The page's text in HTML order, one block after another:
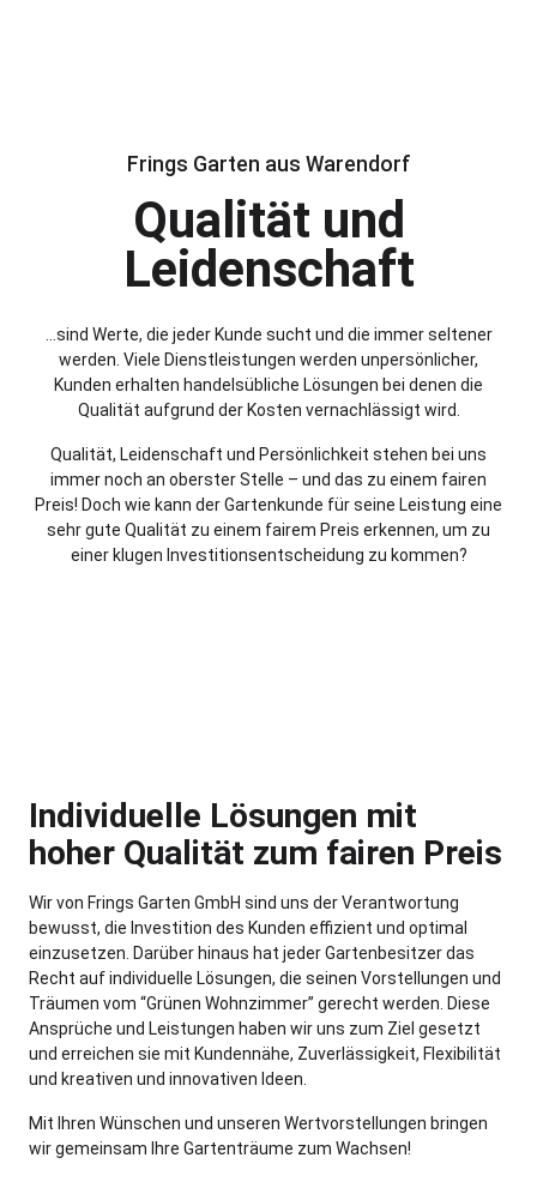
Qualität und
Leidenschaft
Frings Garten aus Warendorf
…sind Werte, die jeder Kunde sucht und die immer seltener
werden. Viele Dienstleistungen werden unpersönlicher,
Kunden erhalten handelsübliche Lösungen bei denen die
Qualität aufgrund der Kosten vernachlässigt wird.
Qualität, Leidenschaft und Persönlichkeit stehen bei uns
immer noch an oberster Stelle – und das zu einem fairen
Preis! Doch wie kann der Gartenkunde für seine Leistung eine
sehr gute Qualität zu einem fairem Preis erkennen, um zu
einer klugen Investitionsentscheidung zu kommen?
Individuelle Lösungen mit
hoher Qualität zum fairen Preis
Wir von Frings Garten GmbH sind uns der Verantwortung
bewusst, die Investition des Kunden effizient und optimal
einzusetzen. Darüber hinaus hat jeder Gartenbesitzer das
Recht auf individuelle Lösungen, die seinen Vorstellungen und
Träumen vom “Grünen Wohnzimmer” gerecht werden. Diese
Ansprüche und Leistungen haben wir uns zum Ziel gesetzt
und erreichen sie mit Kundennähe, Zuverlässigkeit, Flexibilität
und kreativen und innovativen Ideen.
Mit Ihren Wünschen und unseren Wertvorstellungen bringen
wir gemeinsam Ihre Gartenträume zum Wachsen!